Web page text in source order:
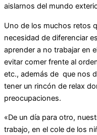
aislarnos del mundo
Uno de los muchos retos
necesidad de diferenciar
aprender a no trabajar en
evitar comer frente al
etc., además de que nos
tener un rincón de relax
preocupaciones.
«De un día para otro,
trabajo, en el cole de los